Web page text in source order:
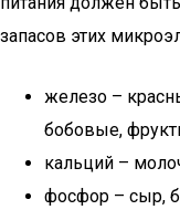
запасов этих
железо –
бобовые,
кальций –
фосфор – сыр,